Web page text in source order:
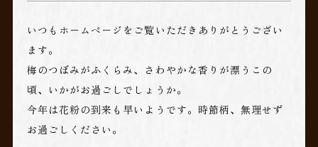
いつもホームページをご覧いただきありがとうござい
ます。
梅のつぼみがふくらみ、さわやかな香りが漂うこの
頃、いかがお過ごしでしょうか。
今年は花粉の到来も早いようです。時節柄、無理せず
お過ごしください。